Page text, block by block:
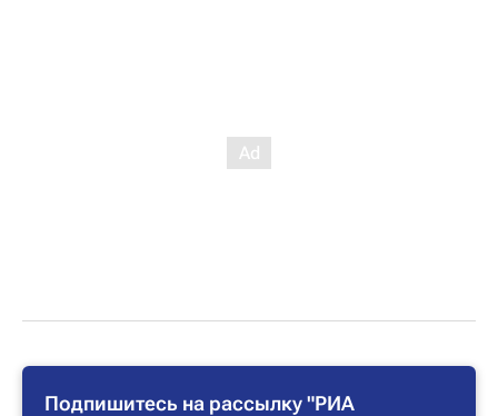
Подпишитесь на рассылку "РИА